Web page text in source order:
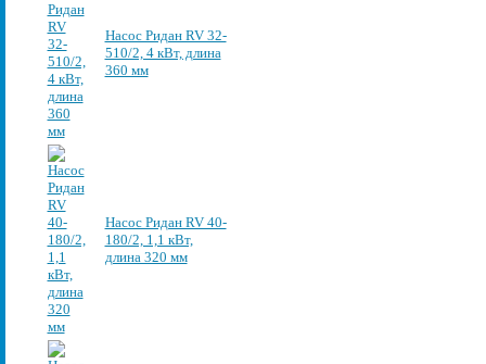
Насос Ридан RV 32-
510/2, 4 кВт, длина
360 мм
Насос Ридан RV 40-
180/2, 1,1 кВт,
длина 320 мм